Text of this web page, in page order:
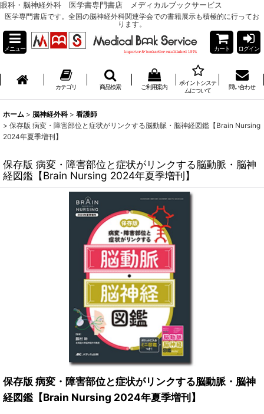
眼科・脳神経外科 医学書専門書店 メディカルブックサービス
医学専門書店です。全国の脳神経外科関連学会での書籍展示も積極的に行ってお
ります。
メニュー カート ログイン
カテゴリ 商品検索 ご利用案内
ポイントシステ
ムについて
問い合わせ
ホーム > 脳神経外科 > 看護師
> 保存版 病変・障害部位と症状がリンクする脳動脈・脳神経図鑑【Brain Nursing
2024年夏季増刊】
保存版 病変・障害部位と症状がリンクする脳動脈・脳神
経図鑑【Brain Nursing 2024年夏季増刊】
保存版 病変・障害部位と症状がリンクする脳動脈・脳神
経図鑑【Brain Nursing 2024年夏季増刊】